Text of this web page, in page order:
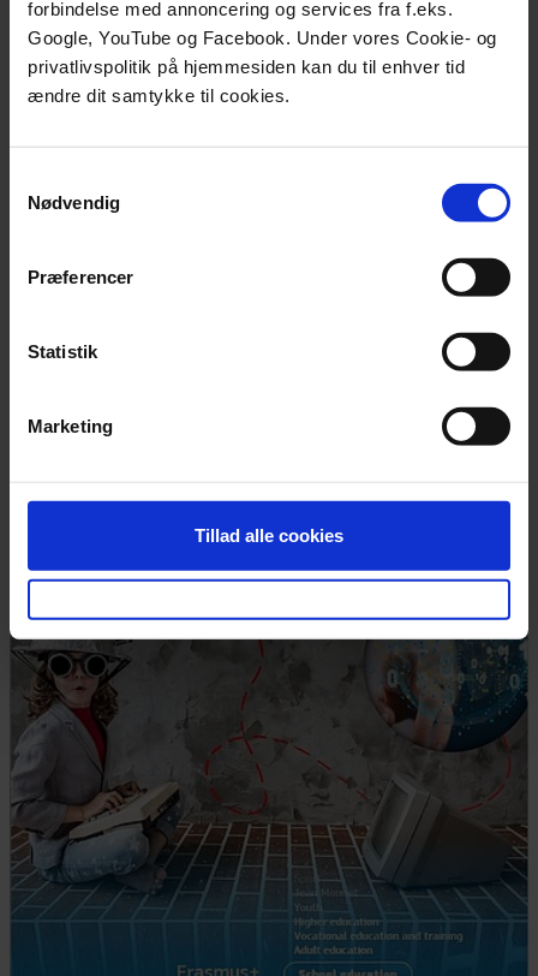
forbindelse med annoncering og services fra f.eks.
Google, YouTube og Facebook. Under vores Cookie- og
privatlivspolitik på hjemmesiden kan du til enhver tid
ændre dit samtykke til cookies.
Nødvendig
Præferencer
Statistik
Marketing
Tillad alle cookies
curriculum for faget er undervejs i Danmark, men det
skyldes, at Eurydice har indsamlet data i 2020/2021,
hvor forsøgsfaget teknologiforståelse var i gang. Nu
er forsøgsperioden afsluttet, og der er ikke truffet
En opdatering af Eurydice-rapporten ville dermed vise
når det drejer sig om ikke at tilbyde undervisning i